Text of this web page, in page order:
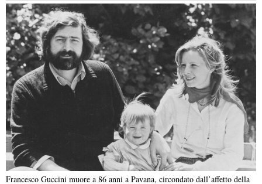
Francesco Guccini muore a 86 anni a Pavana, circondato dall’affetto della